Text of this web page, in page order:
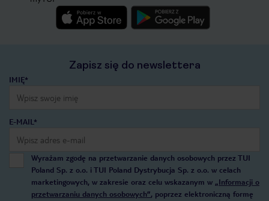
Zapisz się do newslettera
IMIĘ*
E-MAIL*
Wyrażam zgodę na przetwarzanie danych osobowych przez TUI
Poland Sp. z o.o. i TUI Poland Dystrybucja Sp. z o.o. w celach
marketingowych, w zakresie oraz celu wskazanym w „Informacji o
przetwarzaniu danych osobowych”, poprzez elektroniczną formę